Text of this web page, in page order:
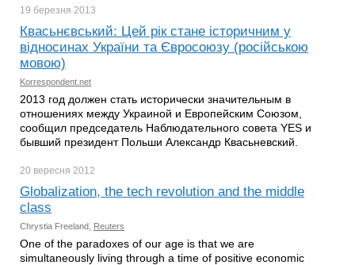
19 березня 2013
Квасьнєвський: Цей рік стане історичним у
відносинах України та Євросоюзу (російською
мовою)
Korrespondent.net
2013 год должен стать исторически значительным в
отношениях между Украиной и Европейским Союзом,
сообщил председатель Наблюдательного совета YES и
бывший президент Польши Александр Квасьневский.
20 вересня 2012
Globalization, the tech revolution and the middle
class
Chrystia Freeland, Reuters
One of the paradoxes of our age is that we are
simultaneously living through a time of positive economic